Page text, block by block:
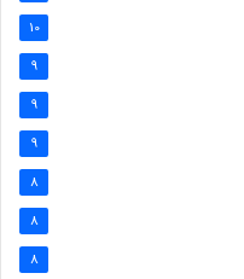
10
9
9
9
8
8
8